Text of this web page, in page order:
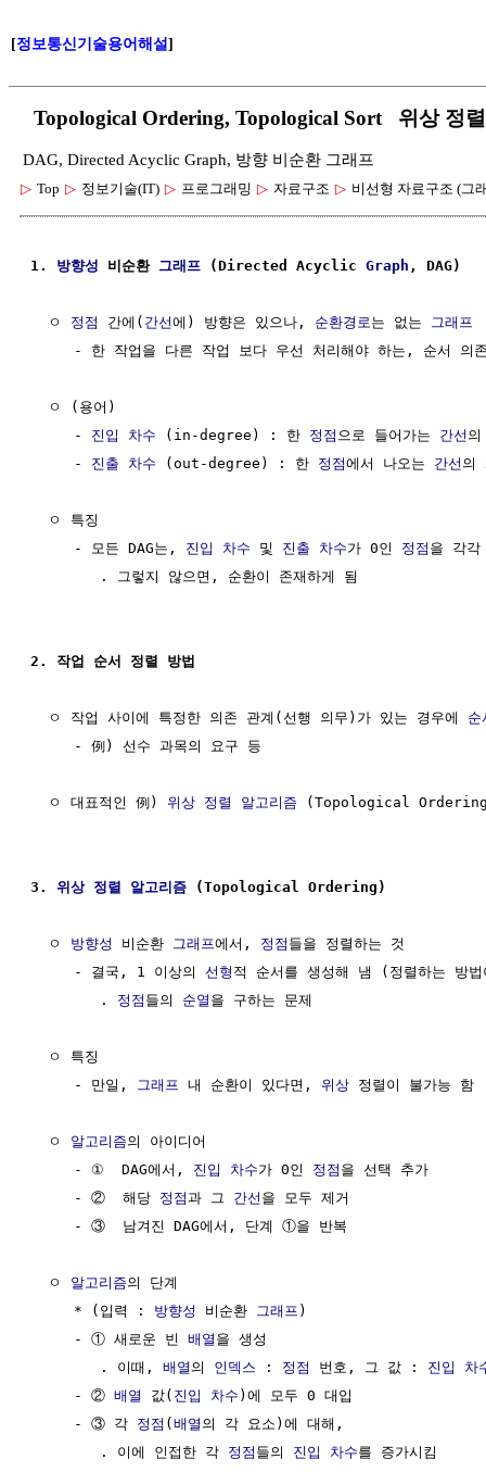
[정보통신기술용어해설]
Topological Ordering, Topological Sort 위상 정렬
DAG, Directed Acyclic Graph, 방향 비순환 그래프
▷ Top ▷ 정보기술(IT) ▷ 프로그래밍 ▷ 자료구조 ▷ 비선형 자료구조 (그
1. 방향성 비순환 그래프 (Directed Acyclic Graph , DAG)
  ㅇ
정점 간에( 간선에) 방향은 있으나, 순환경로 는 없는
그래프
- 한 작업을 다른 작업 보다 우선 처리해야 하는, 순서 의
  ㅇ (용어)
     -
진입 차수 (in-degree) : 한 정점 으로 들어가는 간선
     -
진출 차수 (out-degree) : 한 정점에서 나오는 간선 의
  ㅇ 특징
     - 모든 DAG는,
진입 차수 및 진출 차수가 0인 정점 을 각
        . 그렇지 않으면, 순환이 존재하게 됨
2. 작업 순서 정렬 방법
  ㅇ 작업 사이에 특정한 의존 관계(선행 의무)가 있는 경우에
순
     - 例) 선수 과목의 요구 등
  ㅇ 대표적인 例)
위상 정렬 알고리즘 (Topological
3. 위상 정렬 알고리즘 (Topological Ordering)
  ㅇ
방향성 비순환 그래프에서, 정점 들을 정렬하는 것
     - 결국, 1 이상의
선형 적 순서를 생성해 냄 (정렬하는 방
        .
정점 들의 순열 을 구하는 문제
  ㅇ 특징
     - 만일,
그래프 내 순환이 있다면, 위상 정렬이 불가능 함
  ㅇ
알고리즘의 아이디어
     - ①  DAG에서,
진입 차수가 0인 정점 을 선택 추가
     - ②  해당
정점과 그 간선 을 모두 제거
     - ③  남겨진 DAG에서, 단계 ①을 반복
  ㅇ
알고리즘의 단계
     * (입력 :
방향성 비순환 그래프 )
     - ① 새로운 빈
배열 을 생성
        . 이때,
배열 의 인덱스 : 정점 번호, 그 값 : 진입 차
     - ②
배열 값( 진입 차수 )에 모두 0 대입
     - ③ 각
정점 (배열 의 각 요소)에 대해,
        . 이에 인접한 각
정점 들의 진입 차수를 증가시킴